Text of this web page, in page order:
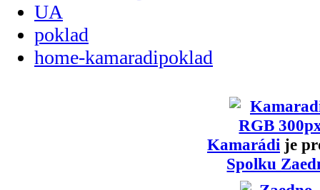
UA
poklad
home-kamaradipoklad
Kamarádi je
Spolku